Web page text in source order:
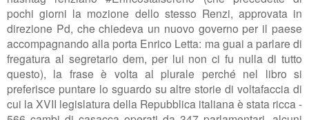
pochi giorni la mozione dello stesso Renzi, approvata in
direzione Pd, che chiedeva un nuovo governo per il paese
accompagnando alla porta Enrico Letta: ma guai a parlare di
fregatura al segretario dem, per lui non ci fu nulla di tutto
questo), la frase è volta al plurale perché nel libro si
preferisce puntare lo sguardo su altre storie di voltafaccia di
cui la XVII legislatura della Repubblica italiana è stata ricca -